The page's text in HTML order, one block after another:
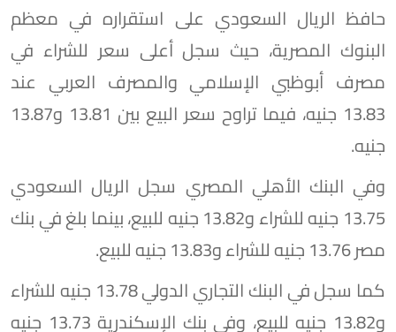
حافظ الريال السعودي على استقراره في معظم
البنوك المصرية، حيث سجل أعلى سعر للشراء في
مصرف أبوظبي الإسلامي والمصرف العربي عند
13.83 جنيه، فيما تراوح سعر البيع بين 13.81 و13.87
جنيه.
وفي البنك الأهلي المصري سجل الريال السعودي
13.75 جنيه للشراء و13.82 جنيه للبيع، بينما بلغ في بنك
مصر 13.76 جنيه للشراء و13.83 جنيه للبيع.
كما سجل في البنك التجاري الدولي 13.78 جنيه للشراء
و13.82 جنيه للبيع، وفي بنك الإسكندرية 13.73 جنيه